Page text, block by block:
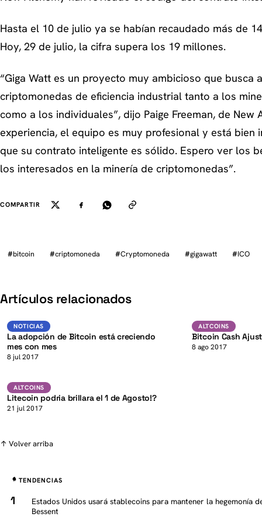
Hasta el 10 de julio ya se habían recaudado más de
Hoy, 29 de julio, la cifra supera los 19 millones.
“Giga Watt es un proyecto muy ambicioso que busca
criptomonedas de eficiencia industrial tanto a los
como a los individuales”, dijo Paige Freeman, de New
experiencia, el equipo es muy profesional y está bien
que su contrato inteligente es sólido. Espero ver los
los interesados en la minería de criptomonedas”.
COMPARTIR
#bitcoin #criptomoneda #Cryptomoneda #gigawatt #ICO
Artículos relacionados
NOTICIAS K
NOTICIAS
La adopción de Bitcoin está creciendo
mes con mes
8 jul 2017
ALTCOINS
ALTCOINS
Bitcoin Cash
8 ago 2017
ALTCOINS K
ALTCOINS
Litecoin podria brillara el 1 de Agosto!?
21 jul 2017
↑ Volver arriba
TENDENCIAS
Estados Unidos usará stablecoins para mantener la hegemonía
Bessent